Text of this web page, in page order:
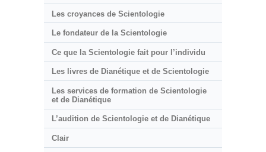
Les croyances de Scientologie
Le fondateur de la Scientologie
Ce que la Scientologie fait pour l’individu
Les livres de Dianétique et de Scientologie
Les services de formation de Scientologie
et de Dianétique
L’audition de Scientologie et de Dianétique
Clair